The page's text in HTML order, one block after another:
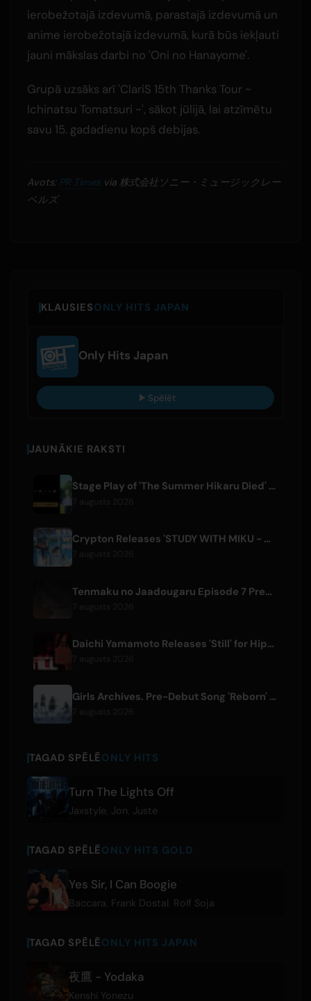
ierobežotajā izdevumā, parastajā izdevumā un
anime ierobežotajā izdevumā, kurā būs iekļauti
jauni mākslas darbi no 'Oni no Hanayome'.
Grupā uzsāks arī 'ClariS 15th Thanks Tour ~
Ichinatsu Tomatsuri ~', sākot jūlijā, lai atzīmētu
savu 15. gadadienu kopš debijas.
Avots: PR Timesvia 株式会社ソニー・ミュージックレー
ベルズ
KLAUSIESONLY HITS JAPAN
Only Hits Japan
Spēlēt
JAUNĀKIE RAKSTI
Stage Play of 'The Summer Hikaru Died' Streams Globally for Free on ABEMA
Crypton Releases 'STUDY WITH MIKU - part6 -' Instrumental BGM Video
Tenmaku no Jaadougaru Episode 7 Preview Released
Daichi Yamamoto Releases 'Still' for Hip-Hop Anime 'Shadow Beat'
Girls Archives. Pre-Debut Song 'Reborn' is Theme for Netflix Film
TAGAD SPĒLĒONLY HITS
Turn The Lights Off
Jaxstyle Jon Justė
TAGAD SPĒLĒONLY HITS GOLD
Yes Sir, I Can Boogie
Baccara Frank Dostal Rolf Soja
TAGAD SPĒLĒONLY HITS JAPAN
夜鷹 - Yodaka
Kenshi Yonezu